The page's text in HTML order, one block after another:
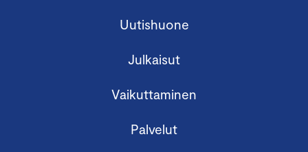
Uutishuone
Julkaisut
Vaikuttaminen
Palvelut